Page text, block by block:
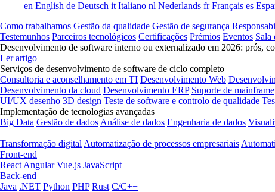
en English de Deutsch it Italiano nl Nederlands frFrançais es
Como trabalhamos Gestão da qualidade Gestão de segurança
Testemunhos Parceiros tecnológicos Certificações Prémios Eventos Sala
Desenvolvimento de software interno ou externalizado em 2026: prós,
Ler artigo
Serviços de desenvolvimento de software de ciclo completo
Consultoria e aconselhamento em TI Desenvolvimento Web
Desenvolvimento da cloud Desenvolvimento ERP Suporte de mainframe
UI/UX desenho 3D design Teste de software e controlo de qualidade
Implementação de tecnologias avançadas
Big Data Gestão de dados Análise de dados Engenharia de dados
Transformação digital Automatização de processos empresariais
Front-end
React Angular Vue.js JavaScript
Back-end
Java .NET Python PHP Rust C/C++